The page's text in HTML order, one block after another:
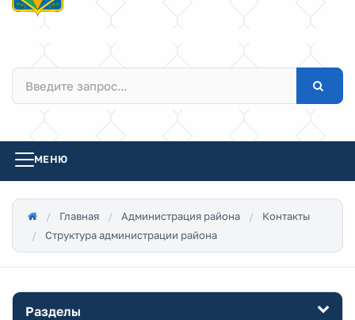
МЕНЮ
Главная Администрация района
Контакты
Структура администрации района
Разделы